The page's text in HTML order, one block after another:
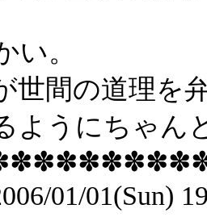
い。
世間の道理を
ようにちゃん
01/01(Sun)